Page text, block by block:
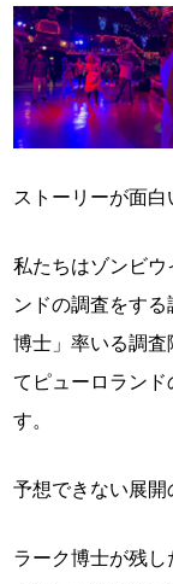
ストーリーが面白
私たちはゾンビ
ンドの調査をす
博士」率いる調
てピューロラン
す。
予想できない展開
ラーク博士が残